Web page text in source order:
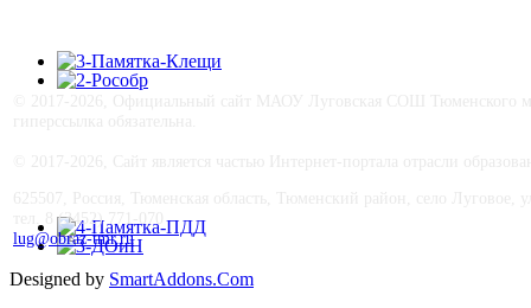
тел. 8 (3452) 771-070
lug@obraz-tmr.ru
Designed by SmartAddons.Com